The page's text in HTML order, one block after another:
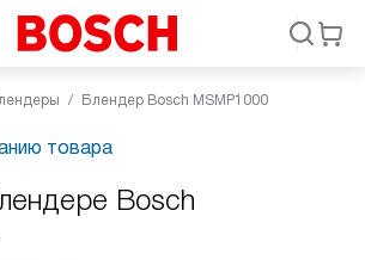
Блендер Bosch MSMP1000
товара
Bosch